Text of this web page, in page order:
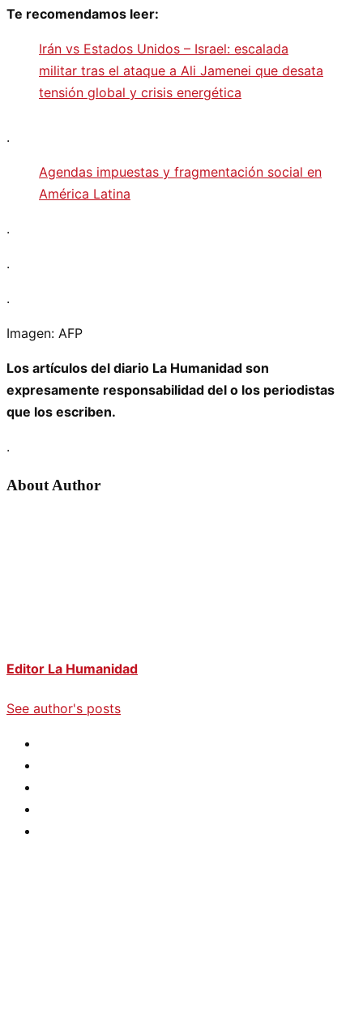
Te recomendamos leer:
Irán vs Estados Unidos – Israel: escalada
militar tras el ataque a Ali Jamenei que desata
tensión global y crisis energética
.
Agendas impuestas y fragmentación social en
América Latina
.
.
.
Imagen: AFP
Los artículos del diario La Humanidad son
expresamente responsabilidad del o los periodistas
que los escriben.
.
About Author
Editor La Humanidad
See author's posts